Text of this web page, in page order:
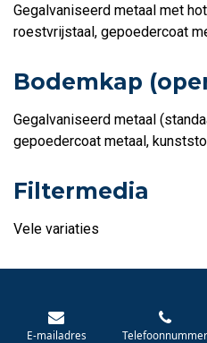
Gegalvaniseerd metaal met
roestvrijstaal, gepoedercoat
Bodemkap
Gegalvaniseerd metaal
gepoedercoat metaal,
Filtermedia
Vele variaties
Offerte aanvragen
E-mailadres Telefoonnummer